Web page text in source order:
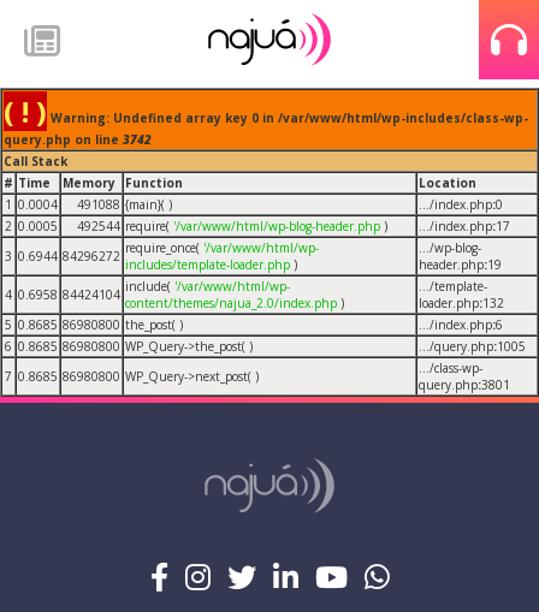
( ! ) Warning: Undefined array key 0 in /var/www/html/wp-includes/class-wp-
query.php on line 3742
Call Stack
# Time Memory Function
Location
1 0.0004 491088 {main}( ) .../index.php:0
2 0.0005 492544 require( '/var/www/html/wp-blog-header.php ) .../index.php:17
3 0.6944 84296272 require_once( '/var/www/html/wp-
includes/template-loader.php )
.../wp-blog-
header.php:19
4 0.6958 84424104 include( '/var/www/html/wp-
content/themes/najua_2.0/index.php )
.../template-
loader.php:132
5 0.8685 86980800 the_post( ) .../index.php:6
6 0.8685 86980800 WP_Query->the_post( ) .../query.php:1005
7 0.8685 86980800 WP_Query->next_post( )
.../class-wp-
query.php:3801